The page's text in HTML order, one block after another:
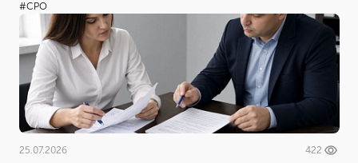
#СРО
25.07.2026 422